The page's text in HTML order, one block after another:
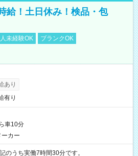
給！土日休み！検品・包
未経験OK
ブランクOK
あり
有り
車10分
カー
※表記のうち実働7時間30分です。